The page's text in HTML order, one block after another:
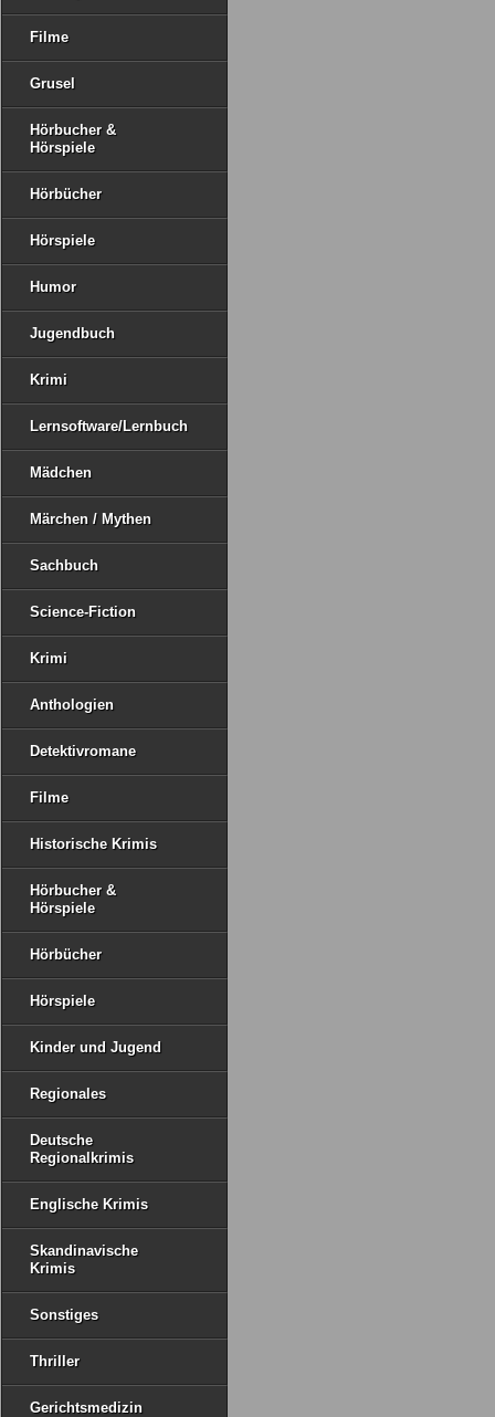
Filme
Grusel
Hörbucher &
Hörspiele
Hörbücher
Hörspiele
Humor
Jugendbuch
Krimi
Lernsoftware/Lernbuch
Mädchen
Märchen / Mythen
Sachbuch
Science-Fiction
Krimi
Anthologien
Detektivromane
Filme
Historische Krimis
Hörbucher &
Hörspiele
Hörbücher
Hörspiele
Kinder und Jugend
Regionales
Deutsche
Regionalkrimis
Englische Krimis
Skandinavische
Krimis
Sonstiges
Thriller
Gerichtsmedizin